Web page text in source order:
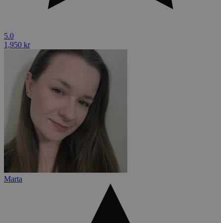
5.0
1,950 kr
Marta